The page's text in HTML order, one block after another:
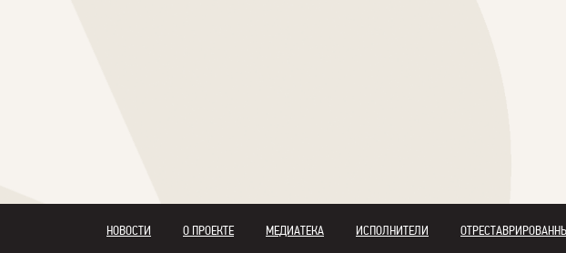
НОВОСТИ О ПРОЕКТЕ МЕДИАТЕКА ИСПОЛНИТЕЛИ